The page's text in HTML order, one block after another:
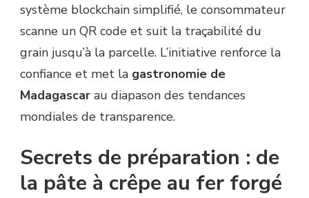
système blockchain simplifié, le consommateur
scanne un QR code et suit la traçabilité du
grain jusqu’à la parcelle. L’initiative renforce la
confiance et met la gastronomie de
Madagascar au diapason des tendances
mondiales de transparence.
Secrets de préparation : de
la pâte à crêpe au fer forgé